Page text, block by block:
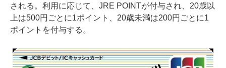
される。利用に応じて、JRE POINTが付与され、20歳以
上は500円ごとに1ポイント、20歳未満は200円ごとに1
ポイントを付与する。